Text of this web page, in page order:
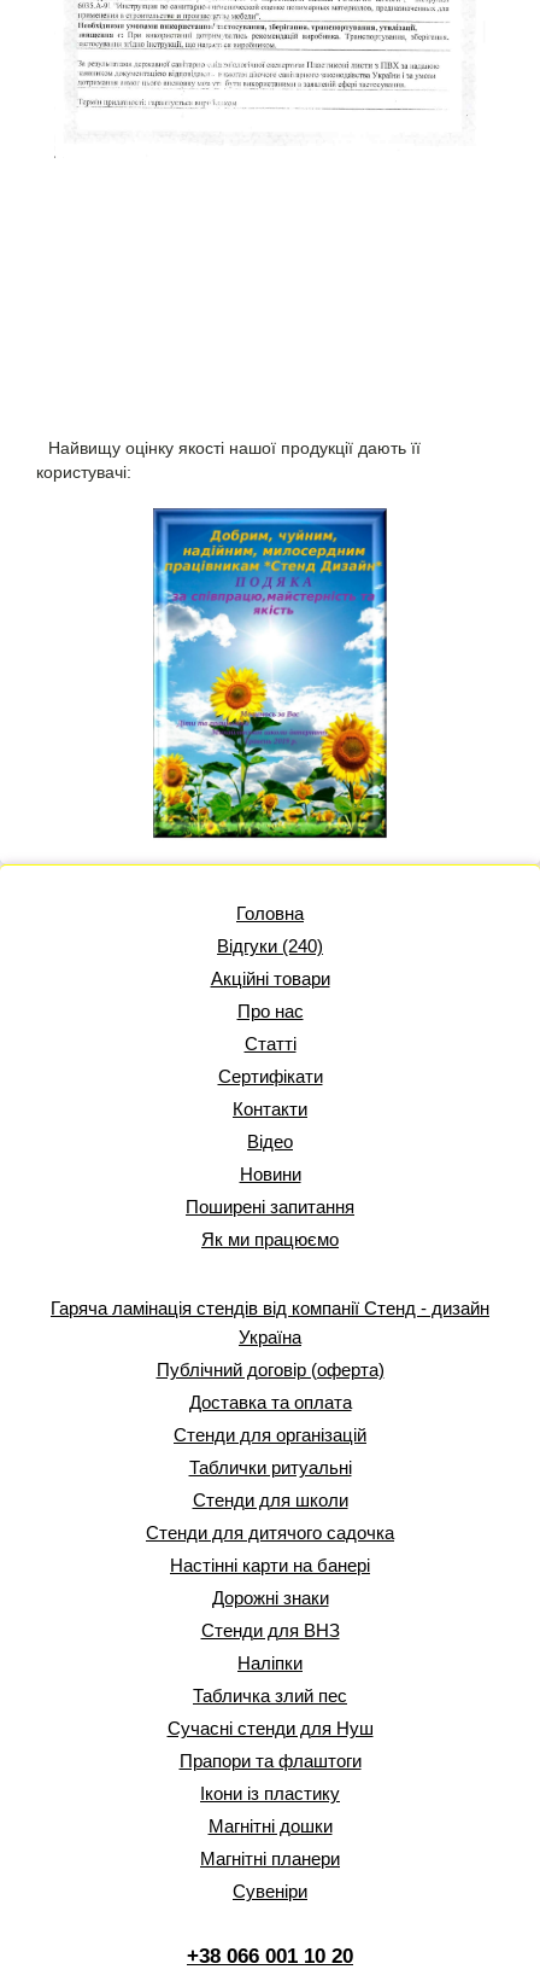
Найвищу оцінку якості нашої продукції дають її
користувачі:
Головна
Відгуки (240)
Акційні товари
Про нас
Статті
Сертифікати
Контакти
Відео
Новини
Поширені запитання
Як ми працюємо
Гаряча ламінація стендів від компанії Стенд - дизайн
Україна
Публічний договір (оферта)
Доставка та оплата
Стенди для організацій
Таблички ритуальні
Стенди для школи
Стенди для дитячого садочка
Настінні карти на банері
Дорожні знаки
Стенди для ВНЗ
Наліпки
Табличка злий пес
Сучасні стенди для Нуш
Прапори та флаштоги
Ікони із пластику
Магнітні дошки
Магнітні планери
Сувеніри
+38 066 001 10 20